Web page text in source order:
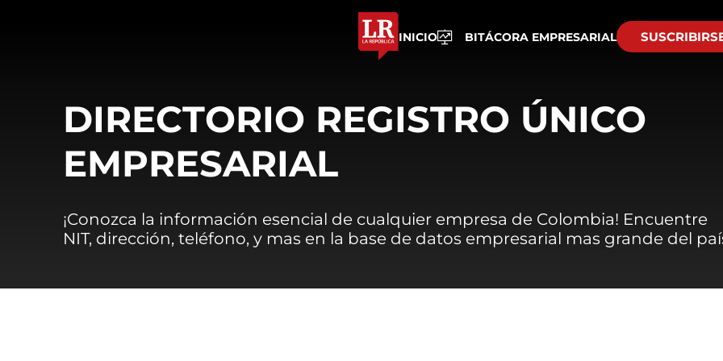
INICIO BITÁCORA EMPRESARIAL
DIRECTORIO REGISTRO ÚNICO
EMPRESARIAL
¡Conozca la información esencial de cualquier empresa de Colombia! Encuentre
NIT, dirección, teléfono, y mas en la base de datos empresarial mas grande del